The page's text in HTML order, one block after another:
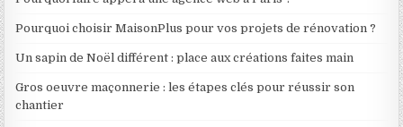
Pourquoi choisir MaisonPlus pour vos projets de rénovation ?
Un sapin de Noël différent : place aux créations faites main
Gros oeuvre maçonnerie : les étapes clés pour réussir son
chantier